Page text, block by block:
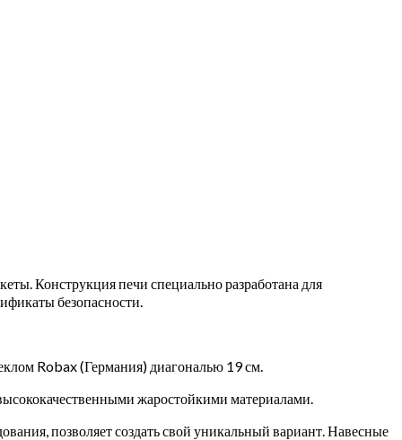
Конструкция печи специально разработана для
безопасности.
Robax (Германия) диагональю 19 см.
жаростойкими материалами.
позволяет создать свой уникальный вариант. Навесные